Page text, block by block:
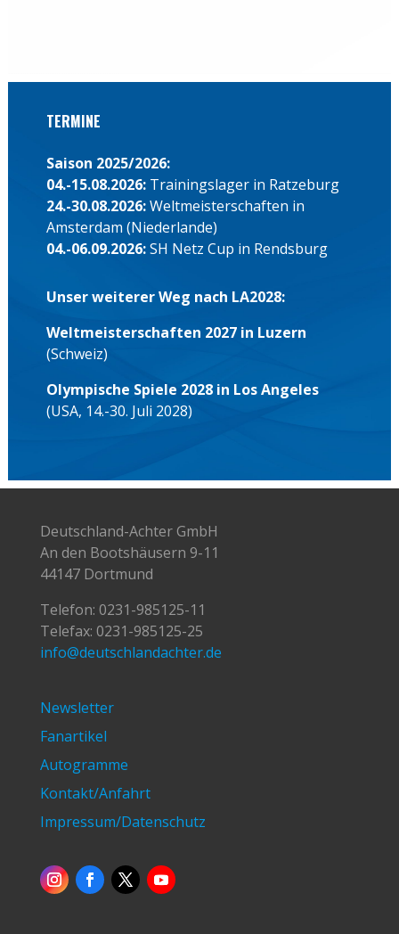
TERMINE
Saison 2025/2026:
04.-15.08.2026: Trainingslager in Ratzeburg
24.-30.08.2026:Weltmeisterschaften in
Amsterdam (Niederlande)
04.-06.09.2026:SH Netz Cup in Rendsburg
Unser weiterer Weg nach LA2028:
Weltmeisterschaften 2027 in Luzern
(Schweiz)
Olympische Spiele 2028 in Los Angeles
(USA, 14.-30. Juli 2028)
Deutschland-Achter GmbH
An den Bootshäusern 9-11
44147 Dortmund
Telefon: 0231-985125-11
Telefax: 0231-985125-25
info@deutschlandachter.de
Newsletter
Fanartikel
Autogramme
Kontakt/Anfahrt
Impressum/Datenschutz